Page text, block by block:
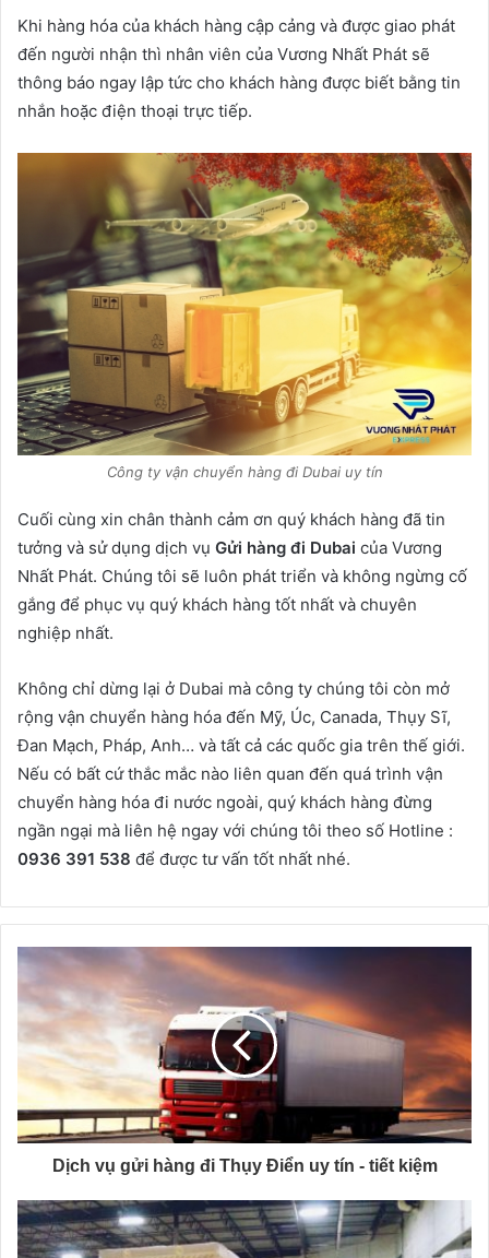
Khi hàng hóa của khách hàng cập cảng và được giao phát
đến người nhận thì nhân viên của Vương Nhất Phát sẽ
thông báo ngay lập tức cho khách hàng được biết bằng tin
nhắn hoặc điện thoại trực tiếp.
Công ty vận chuyển hàng đi Dubai uy tín
Cuối cùng xin chân thành cảm ơn quý khách hàng đã tin
tưởng và sử dụng dịch vụ Gửi hàng đi Dubai của Vương
Nhất Phát. Chúng tôi sẽ luôn phát triển và không ngừng cố
gắng để phục vụ quý khách hàng tốt nhất và chuyên
nghiệp nhất.
Không chỉ dừng lại ở Dubai mà công ty chúng tôi còn mở
rộng vận chuyển hàng hóa đến Mỹ, Úc, Canada, Thụy Sĩ,
Đan Mạch, Pháp, Anh… và tất cả các quốc gia trên thế giới.
Nếu có bất cứ thắc mắc nào liên quan đến quá trình vận
chuyển hàng hóa đi nước ngoài, quý khách hàng đừng
ngần ngại mà liên hệ ngay với chúng tôi theo số Hotline :
0936 391 538 để được tư vấn tốt nhất nhé.
Dịch vụ gửi hàng đi Thụy Điển uy tín - tiết kiệm